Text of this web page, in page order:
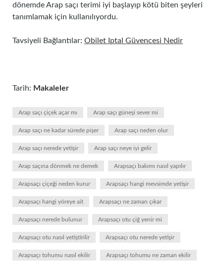
dönemde Arap saçı terimi iyi başlayıp kötü biten şeyleri
tanımlamak için kullanılıyordu.
Tavsiyeli Bağlantılar: Obilet Iptal Güvencesi Nedir
Tarih: Makaleler
Arap saçı çiçek açar mı Arap saçı güneşi sever mi
Arap saçı ne kadar sürede pişer Arap saçı neden olur
Arap saçı nerede yetişir Arap saçı neye iyi gelir
Arap saçına dönmek ne demek Arapsaçı bakımı nasıl yapılır
Arapsaçı çiçeği neden kurur Arapsaçı hangi mevsimde yetişir
Arapsaçı hangi yöreye ait Arapsaçı ne zaman çıkar
Arapsaçı nerede bulunur Arapsaçı otu çiğ yenir mi
Arapsaçı otu nasıl yetiştirilir Arapsaçı otu nerede yetişir
Arapsaçı tohumu nasıl ekilir Arapsaçı tohumu ne zaman ekilir